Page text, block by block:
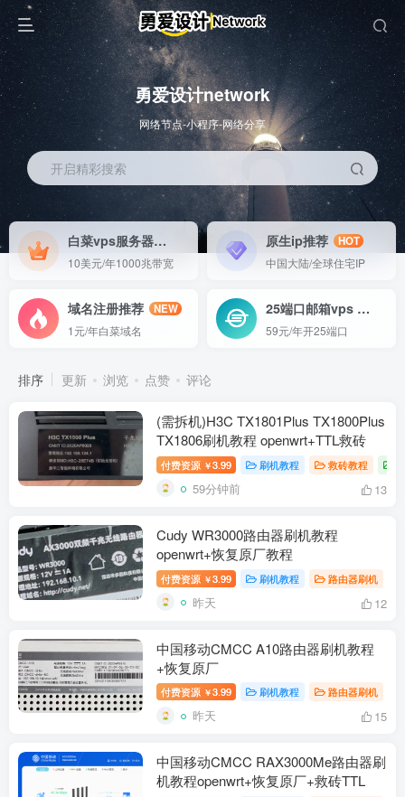
勇爱设计network
网络节点-小程序-网络分享
开启精彩搜索
白菜vps服务器HOT
10美元/年1000兆带宽
原生ip推荐
HOT
中国大陆/全球住宅IP
域名注册推荐
NEW
1元/年白菜域名
25端口邮箱vpsGO
59元/年开25端口
排序 更新 浏览 点赞 评论
(需拆机)H3C TX1801Plus TX1800Plus
TX1806刷机教程 openwrt+TTL救砖
付费资源 ￥3.99 刷机教程 救砖教程
59分钟前 13
Cudy WR3000路由器刷机教程
openwrt+恢复原厂教程
付费资源 ￥3.99 刷机教程 路由器刷机
昨天 12
中国移动CMCC A10路由器刷机教程
+恢复原厂
付费资源 ￥3.99 刷机教程 路由器刷机
昨天 15
中国移动CMCC RAX3000Me路由器刷
机教程openwrt+恢复原厂+救砖TTL